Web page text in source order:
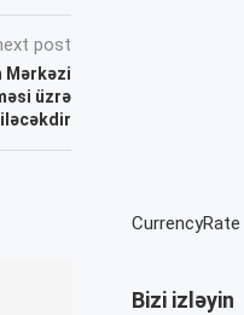
post
Mərkəzi
üzrə
CurrencyRate
Bizi izləyin